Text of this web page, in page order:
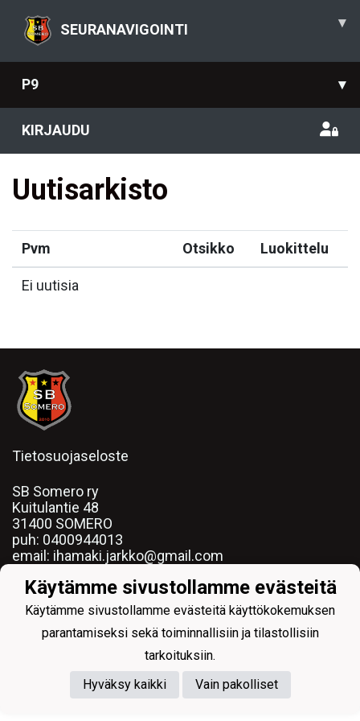
SEURANAVIGOINTI ▾
P9 ▾
KIRJAUDU
Uutisarkisto
Pvm Otsikko Luokittelu
Ei uutisia
Tietosuojaseloste
SB Somero ry
Kuitulantie 48
31400 SOMERO
puh: 0400944013
email: ihamaki.jarkko@gmail.com
Powered by
Käytämme sivustollamme evästeitä
Käytämme sivustollamme evästeitä käyttökokemuksen
parantamiseksi sekä toiminnallisiin ja tilastollisiin
tarkoituksiin.
Hyväksy kaikki
Vain pakolliset